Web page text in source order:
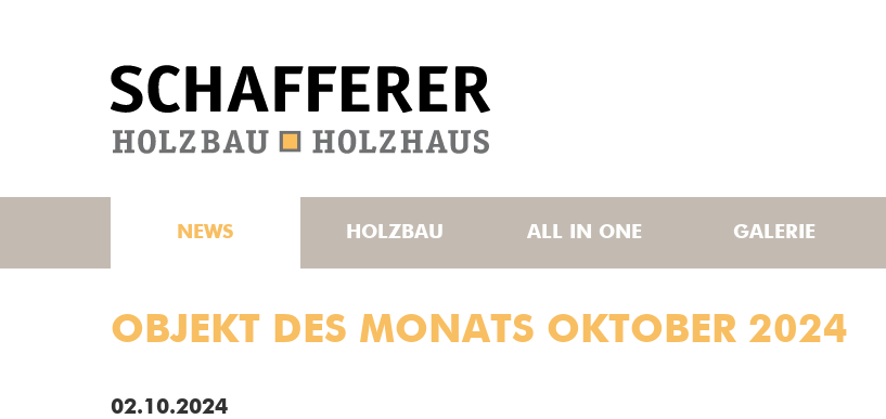
NEWS HOLZBAU ALL IN ONE GALERIE
OBJEKT DES MONATS OKTOBER 2024
02.10.2024